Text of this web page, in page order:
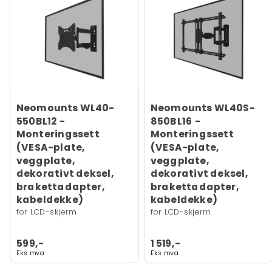
Neomounts WL40-
550BL12 -
Monteringssett
(VESA-plate,
veggplate,
dekorativt deksel,
brakettadapter,
kabeldekke)
for LCD-skjerm
599,-
Eks mva
Neomounts WL40S-
850BL16 -
Monteringssett
(VESA-plate,
veggplate,
dekorativt deksel,
brakettadapter,
kabeldekke)
for LCD-skjerm
1 519,-
Eks mva